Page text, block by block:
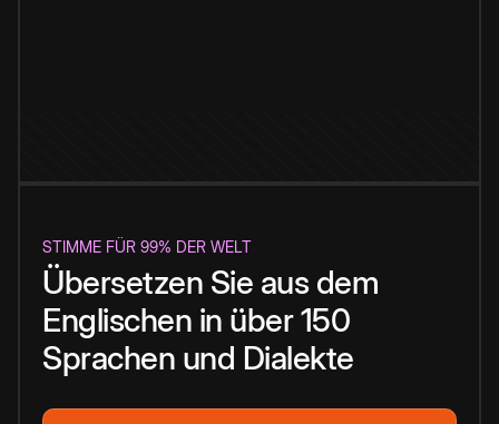
STIMME FÜR 99% DER WELT
Übersetzen Sie aus dem
Englischen in über 150
Sprachen und Dialekte